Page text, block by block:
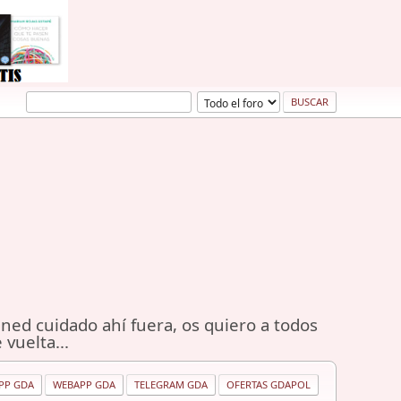
cuidado ahí fuera, os quiero a todos
vuelta...
GDA WEBAPP GDA TELEGRAM GDA OFERTAS GDAPOL